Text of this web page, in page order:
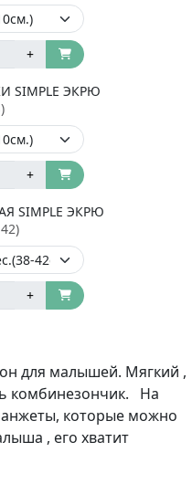
+
SIMPLE ЭКРЮ
)
+
SIMPLE ЭКРЮ
)
+
для малышей. Мягкий ,
комбинезончик. На
которые можно
, его хватит